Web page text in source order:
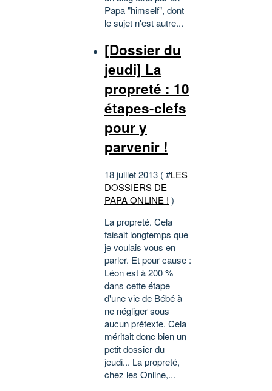
Papa "himself", dont
le sujet n'est autre...
[Dossier du
jeudi] La
propreté : 10
étapes-clefs
pour y
parvenir !
18 juillet 2013 ( #LES
DOSSIERS DE
PAPA ONLINE ! )
La propreté. Cela
faisait longtemps que
je voulais vous en
parler. Et pour cause :
Léon est à 200 %
dans cette étape
d'une vie de Bébé à
ne négliger sous
aucun prétexte. Cela
méritait donc bien un
petit dossier du
jeudi... La propreté,
chez les Online,...